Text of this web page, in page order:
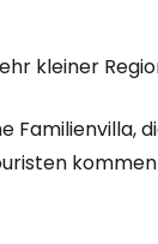
kleiner
Familienvilla,